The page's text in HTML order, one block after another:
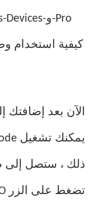
الآن بعد إضافتك
ذلك ، ستصل إلى